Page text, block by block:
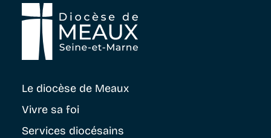
Le diocèse de Meaux
Vivre sa foi
Services diocésains